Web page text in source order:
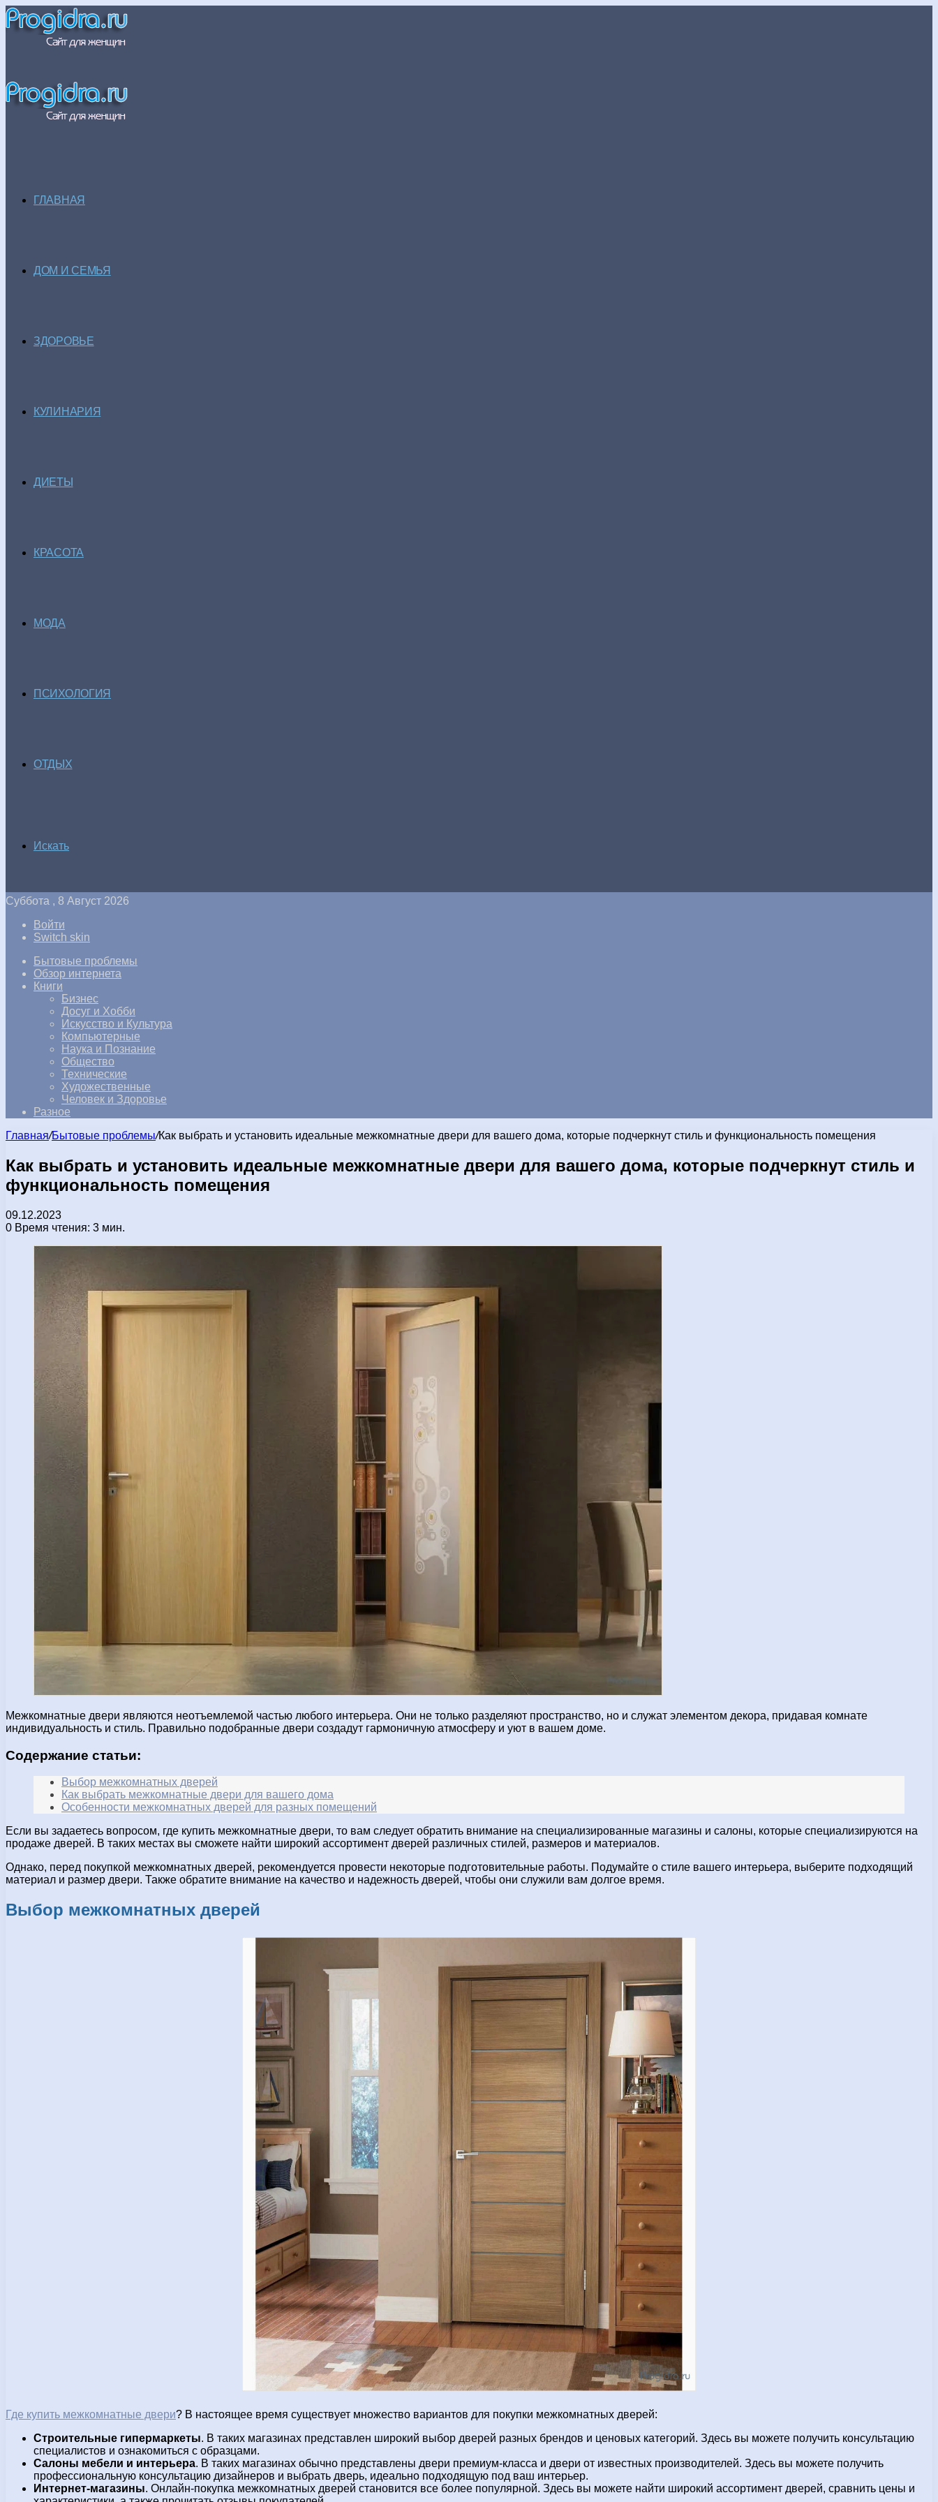
ГЛАВНАЯ
ДОМ И СЕМЬЯ
ЗДОРОВЬЕ
КУЛИНАРИЯ
ДИЕТЫ
КРАСОТА
МОДА
ПСИХОЛОГИЯ
ОТДЫХ
Искать
Суббота , 8 Август 2026
Войти
Switch skin
Бытовые проблемы
Обзор интернета
Книги
Бизнес
Досуг и Хобби
Искусство и Культура
Компьютерные
Наука и Познание
Общество
Технические
Художественные
Человек и Здоровье
Разное
Главная/Бытовые проблемы/Как выбрать и установить идеальные межкомнатные двери для вашего дома, которые подчеркнут стиль и функциональность помещения
Как выбрать и установить идеальные межкомнатные двери для вашего дома, которые подчеркнут стиль и
функциональность помещения
09.12.2023
0 Время чтения: 3 мин.
Межкомнатные двери являются неотъемлемой частью любого интерьера. Они не только разделяют пространство, но и служат элементом декора, придавая комнате
индивидуальность и стиль. Правильно подобранные двери создадут гармоничную атмосферу и уют в вашем доме.
Содержание статьи:
Выбор межкомнатных дверей
Как выбрать межкомнатные двери для вашего дома
Особенности межкомнатных дверей для разных помещений
Если вы задаетесь вопросом, где купить межкомнатные двери, то вам следует обратить внимание на специализированные магазины и салоны, которые специализируются на
продаже дверей. В таких местах вы сможете найти широкий ассортимент дверей различных стилей, размеров и материалов.
Однако, перед покупкой межкомнатных дверей, рекомендуется провести некоторые подготовительные работы. Подумайте о стиле вашего интерьера, выберите подходящий
материал и размер двери. Также обратите внимание на качество и надежность дверей, чтобы они служили вам долгое время.
Выбор межкомнатных дверей
Где купить межкомнатные двери? В настоящее время существует множество вариантов для покупки межкомнатных дверей:
Строительные гипермаркеты. В таких магазинах представлен широкий выбор дверей разных брендов и ценовых категорий. Здесь вы можете получить консультацию
специалистов и ознакомиться с образцами.
Салоны мебели и интерьера. В таких магазинах обычно представлены двери премиум-класса и двери от известных производителей. Здесь вы можете получить
профессиональную консультацию дизайнеров и выбрать дверь, идеально подходящую под ваш интерьер.
Интернет-магазины. Онлайн-покупка межкомнатных дверей становится все более популярной. Здесь вы можете найти широкий ассортимент дверей, сравнить цены и